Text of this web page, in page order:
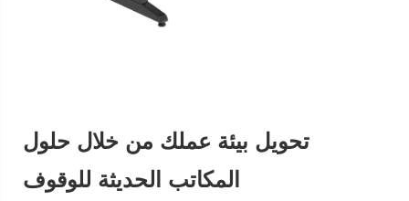
تحويل بيئة عملك من خلال حلول
المكاتب الحديثة للوقوف